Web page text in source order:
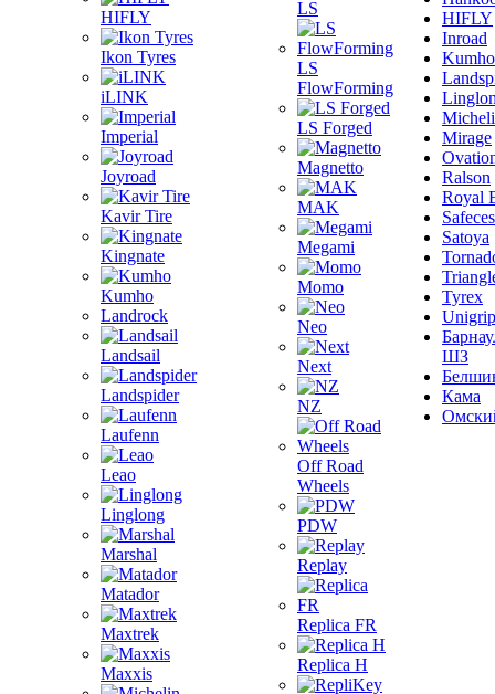
HIFLY
Ikon Tyres
iLINK
Imperial
Joyroad
Kavir Tire
Kingnate
Kumho
Landrock
Landsail
Landspider
Laufenn
Leao
Linglong
Marshal
Matador
Maxtrek
Maxxis
LS
LS
FlowForming
LS Forged
Magnetto
MAK
Megami
Momo
Neo
Next
NZ
Off Road
Wheels
PDW
Replay
Replica FR
Replica H
HIFLY
Inroad
Kumho
Mirage
Ralson
Royal
Satoya
Tyrex
Unigrip
ШЗ
Кама